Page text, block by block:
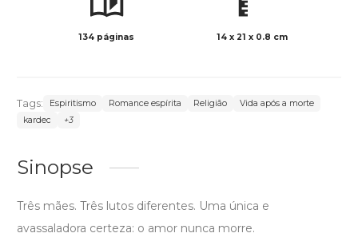
134 páginas 14 x 21 x 0.8 cm
Tags: Espiritismo Romance espírita Religião
Vida após a morte
kardec
+3
Sinopse
Três mães. Três lutos diferentes. Uma única e
avassaladora certeza: o amor nunca morre.